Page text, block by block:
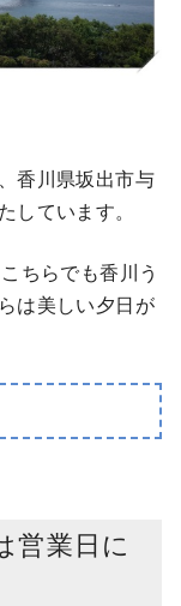
香川県坂出市与
しています。
ちらでも香川う
は美しい夕日が
営業日に